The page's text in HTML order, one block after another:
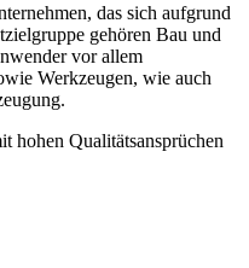
das sich aufgrund
gehören Bau und
vor allem
Werkzeugen, wie auch
hohen Qualitätsansprüchen